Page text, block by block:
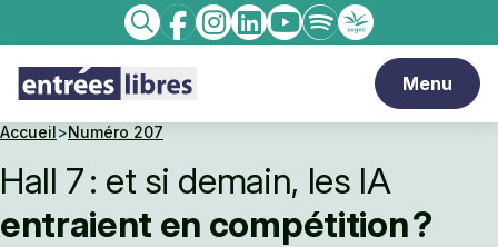
Menu
Recherche
Facebook
Instagram
linkedinYoutube
SpotifyEnseignement
catholique
Accueil>Numéro 207
Hall 7 : et si demain, les IA
entraient en compétition ?